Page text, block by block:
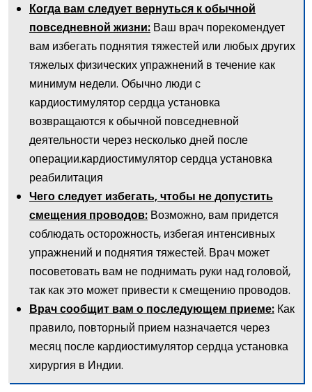
Когда вам следует вернуться к обычной
повседневной жизни: Ваш врач порекомендует
вам избегать поднятия тяжестей или любых других
тяжелых физических упражнений в течение как
минимум недели. Обычно люди с
кардиостимулятор сердца установка
возвращаются к обычной повседневной
деятельности через несколько дней после
операции.кардиостимулятор сердца установка
реабилитация
Чего следует избегать, чтобы не допустить
смещения проводов: Возможно, вам придется
соблюдать осторожность, избегая интенсивных
упражнений и поднятия тяжестей. Врач может
посоветовать вам не поднимать руки над головой,
так как это может привести к смещению проводов.
Врач сообщит вам о последующем приеме: Как
правило, повторный прием назначается через
месяц после кардиостимулятор сердца установка
хирургия в Индии.